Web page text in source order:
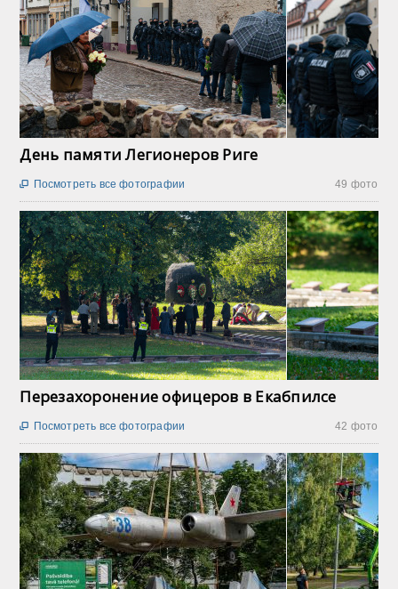
День памяти Легионеров Риге
49 фото
 Посмотреть все фотографии
Перезахоронение офицеров в Екабпилсе
42 фото
 Посмотреть все фотографии